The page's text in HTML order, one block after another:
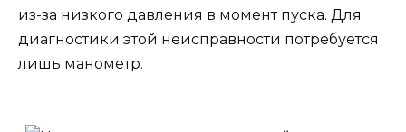
из-за низкого давления в момент пуска. Для
диагностики этой неисправности потребуется
лишь манометр.